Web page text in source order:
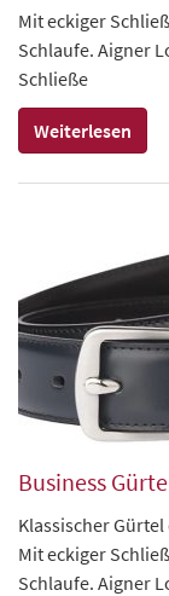
Mit eckiger
Schlaufe. Aigner
Schließe
Weiterlesen
Business
Klassischer
Mit eckiger
Schlaufe. Aigner